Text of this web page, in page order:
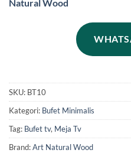
Natural Wood
SKU: BT10
Kategori: Bufet Minimalis
Tag: Bufet tv, Meja Tv
Brand:Art Natural Wood